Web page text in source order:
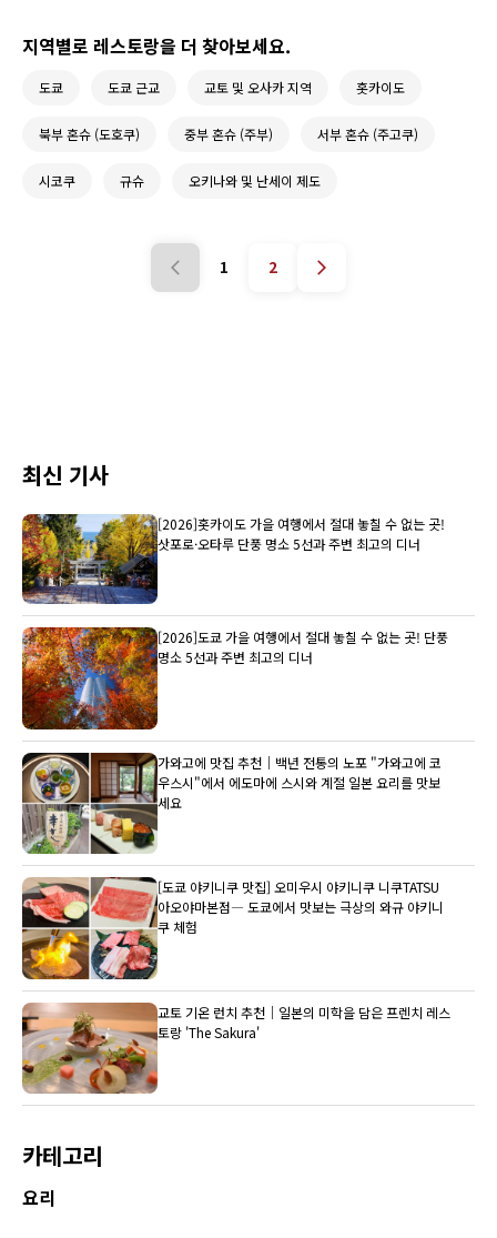
지역별로 레스토랑을 더 찾아보세요.
도쿄 도쿄 근교 교토 및 오사카 지역 홋카이도
북부 혼슈 (도호쿠) 중부 혼슈 (주부) 서부 혼슈 (주고쿠)
시코쿠 규슈 오키나와 및 난세이 제도
1 2
최신 기사
[2026]홋카이도 가을 여행에서 절대 놓칠 수 없는 곳!
삿포로·오타루 단풍 명소 5선과 주변 최고의 디너
[2026]도쿄 가을 여행에서 절대 놓칠 수 없는 곳! 단풍
명소 5선과 주변 최고의 디너
가와고에 맛집 추천｜백년 전통의 노포 "가와고에 코
우스시"에서 에도마에 스시와 계절 일본 요리를 맛보
세요
[도쿄 야키니쿠 맛집] 오미우시 야키니쿠 니쿠TATSU
아오야마본점― 도쿄에서 맛보는 극상의 와규 야키니
쿠 체험
교토 기온 런치 추천｜일본의 미학을 담은 프렌치 레스
토랑 'The Sakura'
카테고리
요리